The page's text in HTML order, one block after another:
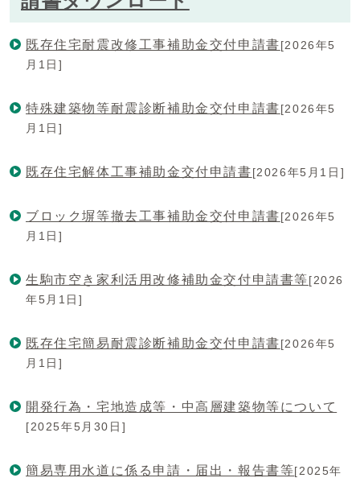
既存住宅耐震改修工事補助金交付申請書[2026年5
月1日]
特殊建築物等耐震診断補助金交付申請書[2026年5
月1日]
既存住宅解体工事補助金交付申請書[2026年5月1日]
ブロック塀等撤去工事補助金交付申請書[2026年5
月1日]
生駒市空き家利活用改修補助金交付申請書等[2026
年5月1日]
既存住宅簡易耐震診断補助金交付申請書[2026年5
月1日]
開発行為・宅地造成等・中高層建築物等について
[2025年5月30日]
簡易専用水道に係る申請・届出・報告書等[2025年